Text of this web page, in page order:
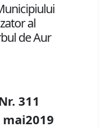
al
de Aur
311
2019